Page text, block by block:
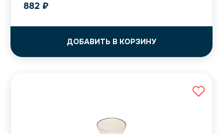
882 ₽
ДОБАВИТЬ В КОРЗИНУ